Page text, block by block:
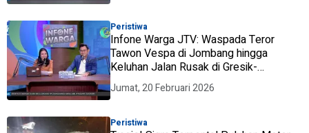
Peristiwa
Infone Warga JTV: Waspada Teror
Tawon Vespa di Jombang hingga
Keluhan Jalan Rusak di Gresik-
Lamongan
Jumat, 20 Februari 2026
Peristiwa